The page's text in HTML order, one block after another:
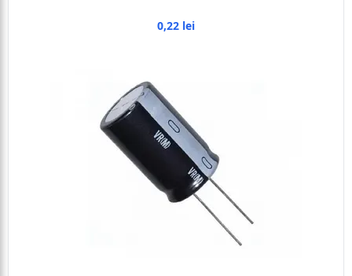
0,22 lei